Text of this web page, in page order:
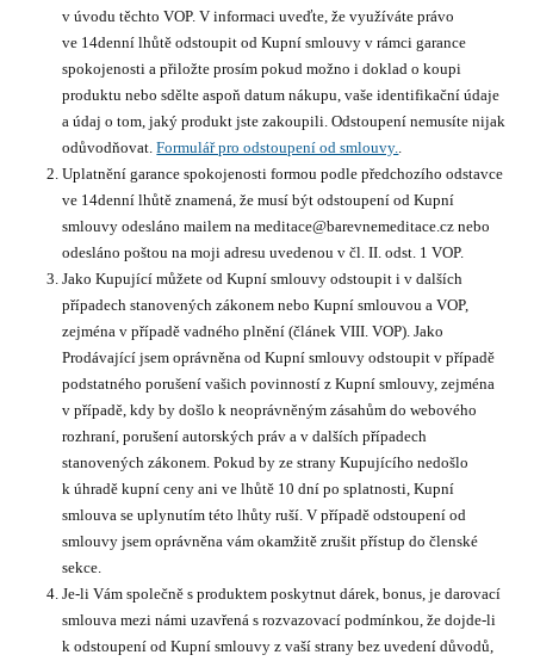
v úvodu těchto VOP. V informaci uveďte, že využíváte právo
ve 14denní lhůtě odstoupit od Kupní smlouvy v rámci garance
spokojenosti a přiložte prosím pokud možno i doklad o koupi
produktu nebo sdělte aspoň datum nákupu, vaše identifikační údaje
a údaj o tom, jaký produkt jste zakoupili. Odstoupení nemusíte nijak
odůvodňovat.Formulář pro odstoupení od smlouvy.
Uplatnění garance spokojenosti formou podle předchozího odstavce
ve 14denní lhůtě znamená, že musí být odstoupení od Kupní
smlouvy odesláno mailem na meditace@barevnemeditace.cz nebo
odesláno poštou na moji adresu uvedenou v čl. II. odst. 1 VOP.
Jako Kupující můžete od Kupní smlouvy odstoupit i v dalších
případech stanovených zákonem nebo Kupní smlouvou a VOP,
zejména v případě vadného plnění (článek VIII. VOP). Jako
Prodávající jsem oprávněna od Kupní smlouvy odstoupit v případě
podstatného porušení vašich povinností z Kupní smlouvy, zejména
v případě, kdy by došlo k neoprávněným zásahům do webového
rozhraní, porušení autorských práv a v dalších případech
stanovených zákonem. Pokud by ze strany Kupujícího nedošlo
k úhradě kupní ceny ani ve lhůtě 10 dní po splatnosti, Kupní
smlouva se uplynutím této lhůty ruší. V případě odstoupení od
smlouvy jsem oprávněna vám okamžitě zrušit přístup do členské
sekce.
Je-li Vám společně s produktem poskytnut dárek, bonus, je darovací
smlouva mezi námi uzavřená s rozvazovací podmínkou, že dojde-li
k odstoupení od Kupní smlouvy z vaší strany bez uvedení důvodů,